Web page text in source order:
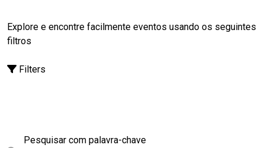
Explore e encontre facilmente eventos usando os seguintes
filtros
Filters
Pesquisar com palavra-chavePesquisar